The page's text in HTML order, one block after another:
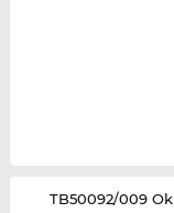
‌TB50092/009